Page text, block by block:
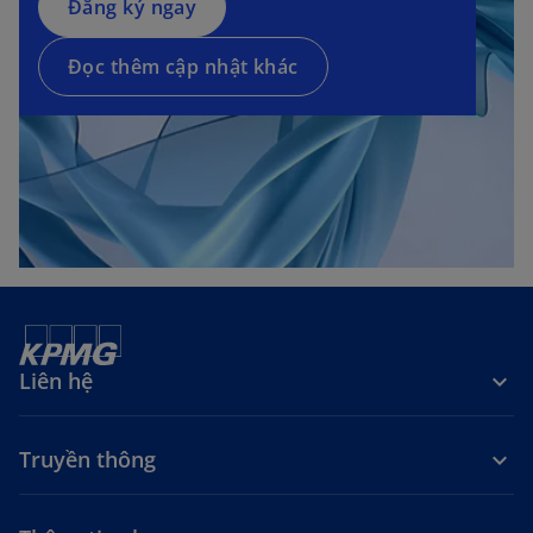
Đăng ký ngay
Đọc thêm cập nhật khác
Liên hệ
Truyền thông